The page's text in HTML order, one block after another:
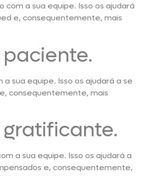
com a sua equipe. Isso os ajudará
e, consequentemente, mais
paciente.
sua equipe. Isso os ajudará a se
consequentemente, mais
gratificante.
a sua equipe. Isso os ajudará a
e, consequentemente,